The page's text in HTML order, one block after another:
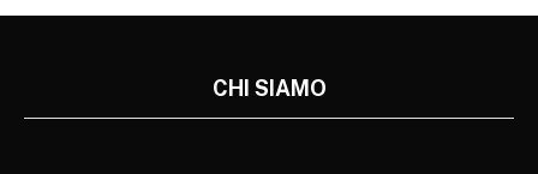
CHI SIAMO